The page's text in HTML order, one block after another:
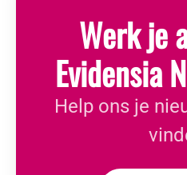
Werk je
Evidensia
Help ons je